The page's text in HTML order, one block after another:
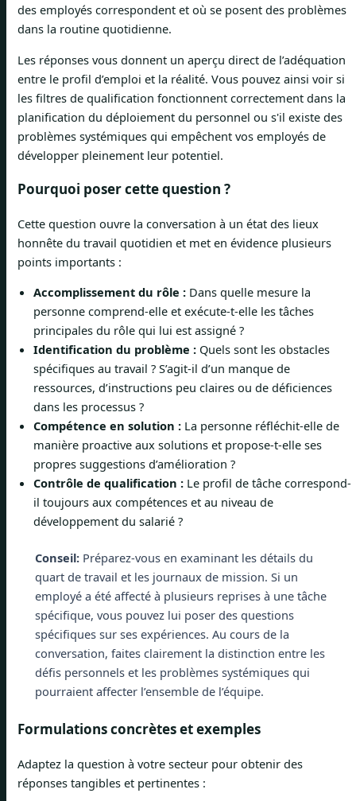
des employés correspondent et où se posent des problèmes
dans la routine quotidienne.
Les réponses vous donnent un aperçu direct de l’adéquation
entre le profil d’emploi et la réalité. Vous pouvez ainsi voir si
les filtres de qualification fonctionnent correctement dans la
planification du déploiement du personnel ou s'il existe des
problèmes systémiques qui empêchent vos employés de
développer pleinement leur potentiel.
Pourquoi poser cette question ?
Cette question ouvre la conversation à un état des lieux
honnête du travail quotidien et met en évidence plusieurs
points importants :
Accomplissement du rôle : Dans quelle mesure la
personne comprend-elle et exécute-t-elle les tâches
principales du rôle qui lui est assigné ?
Identification du problème : Quels sont les obstacles
spécifiques au travail ? S’agit-il d’un manque de
ressources, d’instructions peu claires ou de déficiences
dans les processus ?
Compétence en solution : La personne réfléchit-elle de
manière proactive aux solutions et propose-t-elle ses
propres suggestions d’amélioration ?
Contrôle de qualification : Le profil de tâche correspond-
il toujours aux compétences et au niveau de
développement du salarié ?
Conseil:Préparez-vous en examinant les détails du
quart de travail et les journaux de mission. Si un
employé a été affecté à plusieurs reprises à une tâche
spécifique, vous pouvez lui poser des questions
spécifiques sur ses expériences. Au cours de la
conversation, faites clairement la distinction entre les
défis personnels et les problèmes systémiques qui
pourraient affecter l’ensemble de l’équipe.
Formulations concrètes et exemples
Adaptez la question à votre secteur pour obtenir des
réponses tangibles et pertinentes :